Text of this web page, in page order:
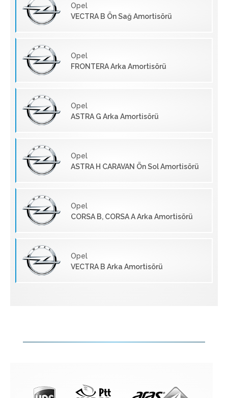
Opel
VECTRA B Ön Sağ Amortisörü
Opel
FRONTERA Arka Amortisörü
Opel
ASTRA G Arka Amortisörü
Opel
ASTRA H CARAVAN Ön Sol Amortisörü
Opel
CORSA B, CORSA A Arka Amortisörü
Opel
VECTRA B Arka Amortisörü